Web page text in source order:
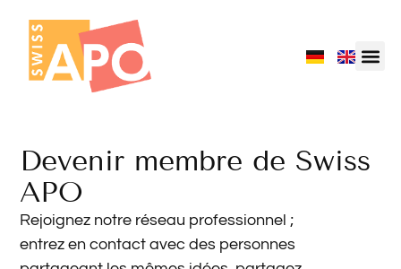
Devenir membre de Swiss
APO
Rejoignez notre réseau professionnel ;
entrez en contact avec des personnes